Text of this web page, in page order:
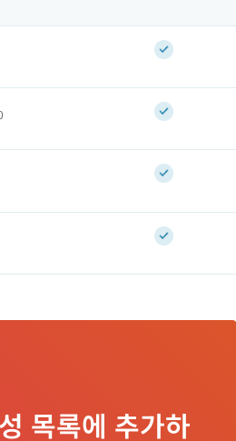
목록에 추가하